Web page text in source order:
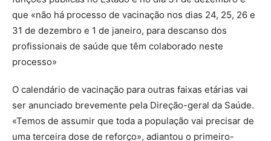
que «não há processo de vacinação nos dias 24, 25, 26 e
31 de dezembro e 1 de janeiro, para descanso dos
profissionais de saúde que têm colaborado neste
processo»
O calendário de vacinação para outras faixas etárias vai
ser anunciado brevemente pela Direção-geral da Saúde.
«Temos de assumir que toda a população vai precisar de
uma terceira dose de reforço», adiantou o primeiro-